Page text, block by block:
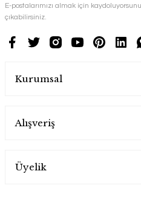
E-postalarımızı almak için
çıkabilirsiniz.
Kurumsal
Alışveriş
Üyelik